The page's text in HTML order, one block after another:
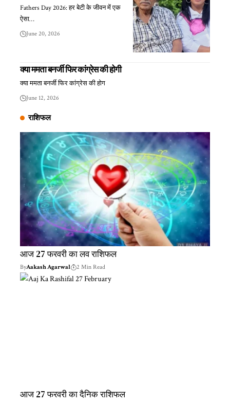
Fathers Day 2026: हर बेटी के जीवन में एक
ऐसा…
June 20, 2026
क्या ममता बनर्जी फिर कांग्रेस की होगी
क्या ममता बनर्जी फिर कांग्रेस की होग
June 12, 2026
राशिफल
आज 27 फरवरी का लव राशिफल
ByAakash Agarwal 2 Min Read
आज 27 फरवरी का दैनिक राशिफल